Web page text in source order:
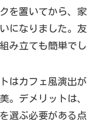
を置いてから、家
になりました。友
み立ても簡単でし
はカフェ風演出が
。デメリットは、
選ぶ必要がある点